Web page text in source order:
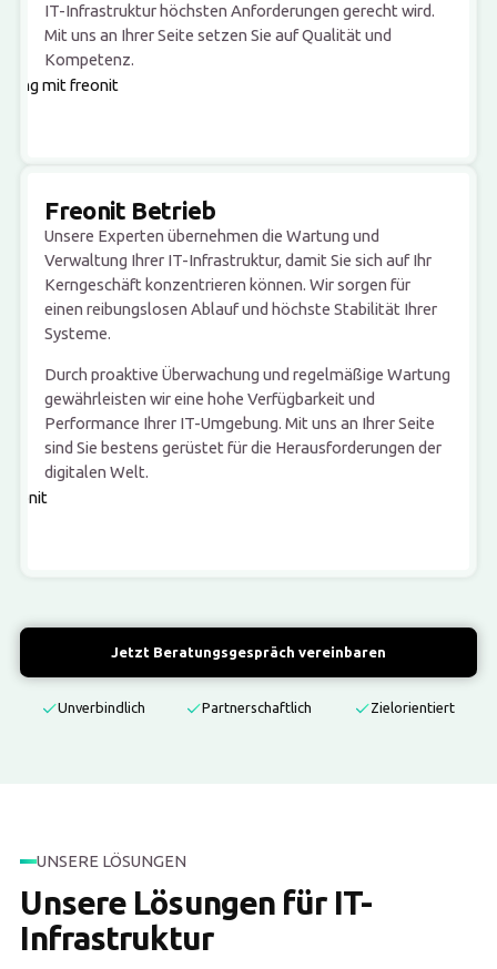
IT-Infrastruktur höchsten Anforderungen gerecht wird.
Mit uns an Ihrer Seite setzen Sie auf Qualität und
Kompetenz.
Freonit Betrieb
Unsere Experten übernehmen die Wartung und
Verwaltung Ihrer IT-Infrastruktur, damit Sie sich auf Ihr
Kerngeschäft konzentrieren können. Wir sorgen für
einen reibungslosen Ablauf und höchste Stabilität Ihrer
Systeme.
Durch proaktive Überwachung und regelmäßige Wartung
gewährleisten wir eine hohe Verfügbarkeit und
Performance Ihrer IT-Umgebung. Mit uns an Ihrer Seite
sind Sie bestens gerüstet für die Herausforderungen der
digitalen Welt.
Jetzt Beratungsgespräch vereinbaren
Unverbindlich Partnerschaftlich Zielorientiert
UNSERE LÖSUNGEN
Unsere Lösungen für IT-
Infrastruktur